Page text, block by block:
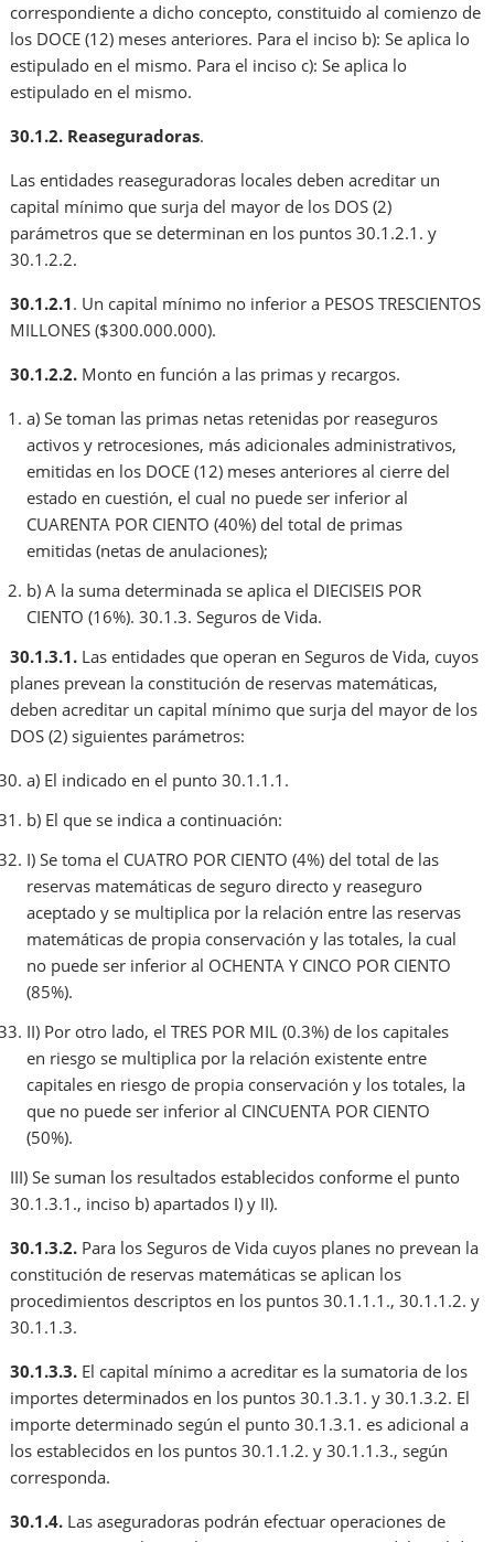
correspondiente a dicho concepto, constituido al comienzo de
los DOCE (12) meses anteriores. Para el inciso b): Se aplica lo
estipulado en el mismo. Para el inciso c): Se aplica lo
estipulado en el mismo.
30.1.2. Reaseguradoras.
Las entidades reaseguradoras locales deben acreditar un
capital mínimo que surja del mayor de los DOS (2)
parámetros que se determinan en los puntos 30.1.2.1. y
30.1.2.2.
30.1.2.1. Un capital mínimo no inferior a PESOS TRESCIENTOS
MILLONES ($300.000.000).
30.1.2.2. Monto en función a las primas y recargos.
a) Se toman las primas netas retenidas por reaseguros
activos y retrocesiones, más adicionales administrativos,
emitidas en los DOCE (12) meses anteriores al cierre del
estado en cuestión, el cual no puede ser inferior al
CUARENTA POR CIENTO (40%) del total de primas
emitidas (netas de anulaciones);
b) A la suma determinada se aplica el DIECISEIS POR
CIENTO (16%). 30.1.3. Seguros de Vida.
30.1.3.1. Las entidades que operan en Seguros de Vida, cuyos
planes prevean la constitución de reservas matemáticas,
deben acreditar un capital mínimo que surja del mayor de los
DOS (2) siguientes parámetros:
a) El indicado en el punto 30.1.1.1.
b) El que se indica a continuación:
I) Se toma el CUATRO POR CIENTO (4%) del total de las
reservas matemáticas de seguro directo y reaseguro
aceptado y se multiplica por la relación entre las reservas
matemáticas de propia conservación y las totales, la cual
no puede ser inferior al OCHENTA Y CINCO POR CIENTO
(85%).
II) Por otro lado, el TRES POR MIL (0.3%) de los capitales
en riesgo se multiplica por la relación existente entre
capitales en riesgo de propia conservación y los totales, la
que no puede ser inferior al CINCUENTA POR CIENTO
(50%).
III) Se suman los resultados establecidos conforme el punto
30.1.3.1., inciso b) apartados I) y II).
30.1.3.2. Para los Seguros de Vida cuyos planes no prevean la
constitución de reservas matemáticas se aplican los
procedimientos descriptos en los puntos 30.1.1.1., 30.1.1.2. y
30.1.1.3.
30.1.3.3. El capital mínimo a acreditar es la sumatoria de los
importes determinados en los puntos 30.1.3.1. y 30.1.3.2. El
importe determinado según el punto 30.1.3.1. es adicional a
los establecidos en los puntos 30.1.1.2. y 30.1.1.3., según
corresponda.
30.1.4. Las aseguradoras podrán efectuar operaciones de